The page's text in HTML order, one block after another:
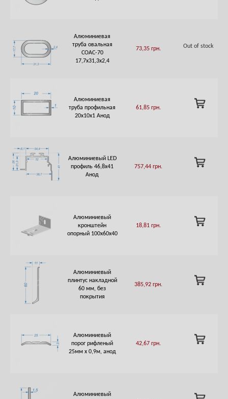
Алюминиевая
труба овальная
СОАС-70
17,7х31,3х2,4
73,35 грн. Out of stock
Алюминиевая
труба профильная
20х10х1 Анод
61,85 грн.
ADD
TO
Алюминиевый LED
профиль 46,8х41
Анод
757,44 грн.
ADD
TO
Алюминиевый
кронштейн
опорный 100х60х40
18,81 грн.
ADD
TO
Алюминиевый
плинтус накладной
60 мм, без
покрытия
385,92 грн.
ADD
TO
Алюминиевый
порог рифленый
25мм х 0,9м, анод
42,67 грн.
ADD
TO
Алюминиевый
ADD